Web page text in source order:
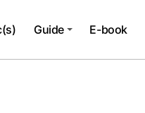
Guide E-book